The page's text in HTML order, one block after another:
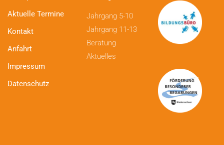
Aktuelle Termine
Kontakt
Anfahrt
Impressum
Datenschutz
Jahrgang 5-10
Jahrgang 11-13
Beratung
Aktuelles